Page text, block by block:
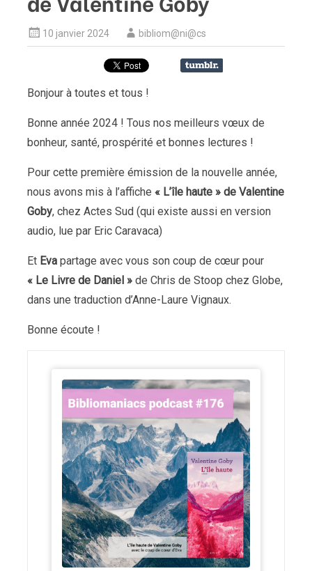
10 janvier 2024 bibliom@ni@cs
Bonjour à toutes et tous !
Bonne année 2024 ! Tous nos meilleurs vœux de
bonheur, santé, prospérité et bonnes lectures !
Pour cette première émission de la nouvelle année,
nous avons mis à l’affiche « L’île haute » de Valentine
Goby, chez Actes Sud (qui existe aussi en version
audio, lue par Eric Caravaca)
Et Evapartage avec vous son coup de cœur pour
« Le Livre de Daniel »de Chris de Stoop chez Globe,
dans une traduction d’Anne-Laure Vignaux.
Bonne écoute !